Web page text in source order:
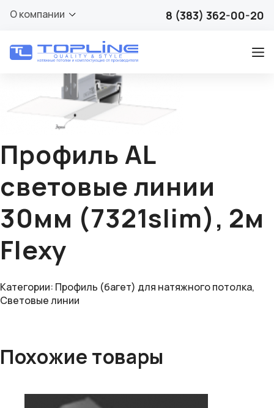
О компании 8 (383) 362-00-20
Профиль AL
световые линии
30мм (7321slim), 2м
Flexy
Категории: Профиль (багет) для натяжного потолка,
Световые линии
Похожие товары